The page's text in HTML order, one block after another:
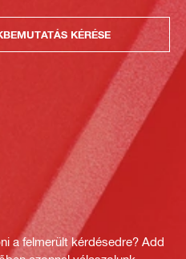
KÉRÉSE
a felmerült kérdésedre? Add